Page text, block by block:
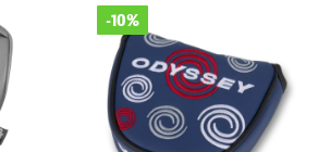
-10%